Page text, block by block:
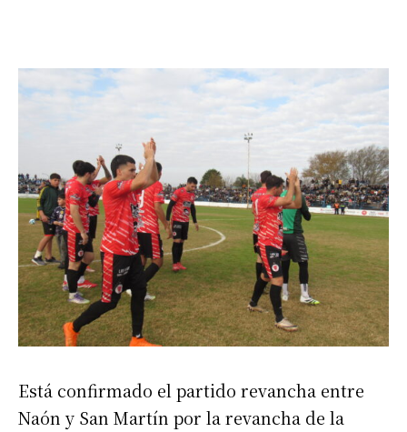
Está confirmado el partido revancha entre
Naón y San Martín por la revancha de la